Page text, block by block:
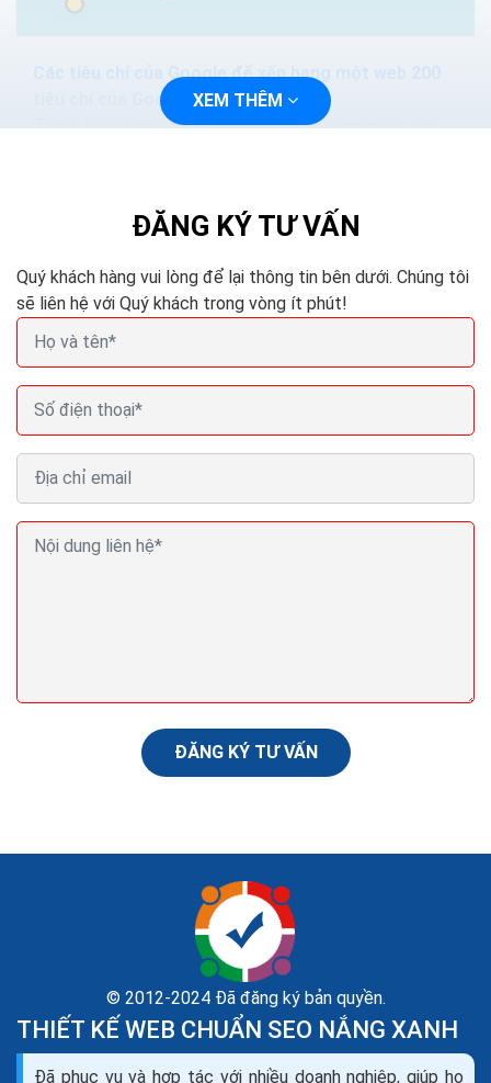
Các tiêu chí của Google để xếp hạng một web 200
tiêu chí của Google
Thuật toán tìm kiếm của Google ngày càng phức tạp
Dịch vụ seo là gì? Tìm hiểu về dịch vụ seo web và
XEM THÊM
ĐĂNG KÝ TƯ VẤN
Quý khách hàng vui lòng để lại thông tin bên dưới. Chúng tôi
sẽ liên hệ với Quý khách trong vòng ít phút!
ĐĂNG KÝ TƯ VẤN
© 2012-2024 Đã đăng ký bản quyền.
THIẾT KẾ WEB CHUẨN SEO NẮNG XANH
Đã phục vụ và hợp tác với nhiều doanh nghiệp, giúp họ